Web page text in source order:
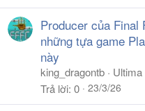
Producer của Final
những tựa game
này
king_dragontb
Trả lời 0 23/3/26